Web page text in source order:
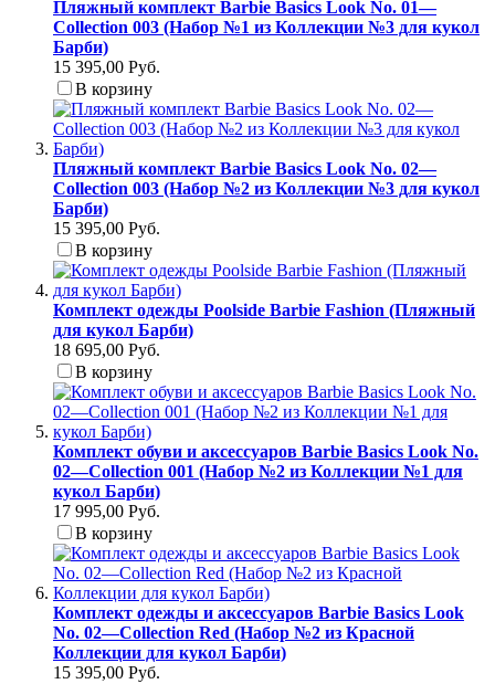
Пляжный комплект Barbie Basics Look No. 01—
Collection 003 (Набор №1 из Коллекции №3 для кукол
Барби)
15 395,00 Руб.
В корзину
Пляжный комплект Barbie Basics Look No. 02—
Collection 003 (Набор №2 из Коллекции №3 для кукол
Барби)
15 395,00 Руб.
В корзину
Комплект одежды Poolside Barbie Fashion (Пляжный
для кукол Барби)
18 695,00 Руб.
В корзину
Комплект обуви и аксессуаров Barbie Basics Look No.
02—Collection 001 (Набор №2 из Коллекции №1 для
кукол Барби)
17 995,00 Руб.
В корзину
Комплект одежды и аксессуаров Barbie Basics Look
No. 02—Collection Red (Набор №2 из Красной
Коллекции для кукол Барби)
15 395,00 Руб.